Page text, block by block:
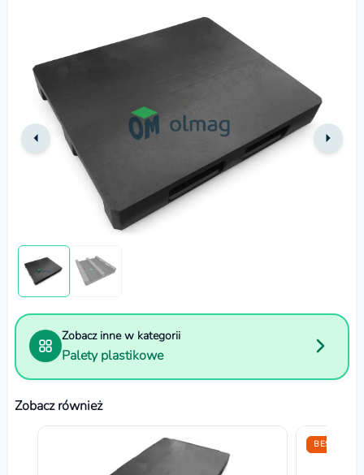
Zobacz inne w kategorii
Palety plastikowe
Zobacz również
BESTSELLER